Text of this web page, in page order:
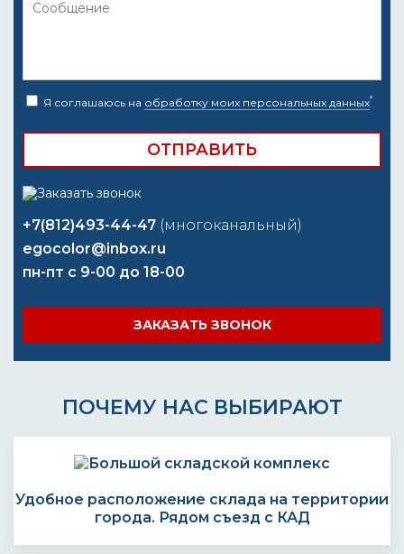
Я соглашаюсь на обработку моих персональных данных*
+7(812)493-44-47 (многоканальный)
egocolor@inbox.ru
пн-пт с 9-00 до 18-00
ЗАКАЗАТЬ ЗВОНОК
ПОЧЕМУ НАС ВЫБИРАЮТ
Удобное расположение склада на территории
города. Рядом съезд с КАД